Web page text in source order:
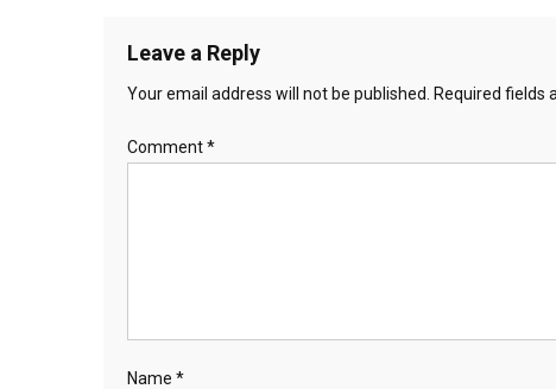
Leave a Reply
Your email address will not be published. Required fields
Comment*
Name *